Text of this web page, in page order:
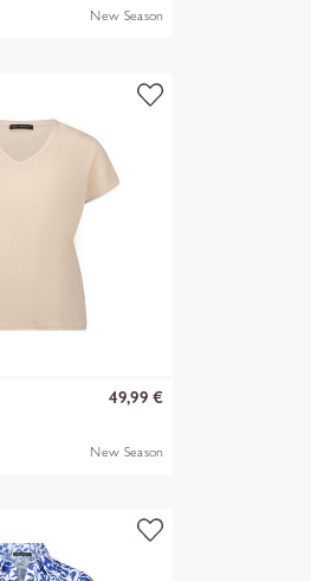
New Season
49,99 €
New Season